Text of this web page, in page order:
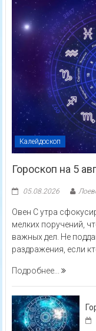
Калейдоскоп
Гороскоп на 5
05.08.2026
Овен С утра
мелких поручений,
важных дел. Не
раздражения, если
Подробнее...